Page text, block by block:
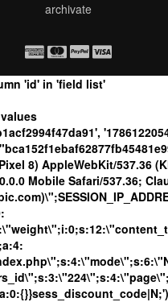
archivate
'id' in 'field list'
8) AppleWebKit/537.36
Mobile Safari/537.36;